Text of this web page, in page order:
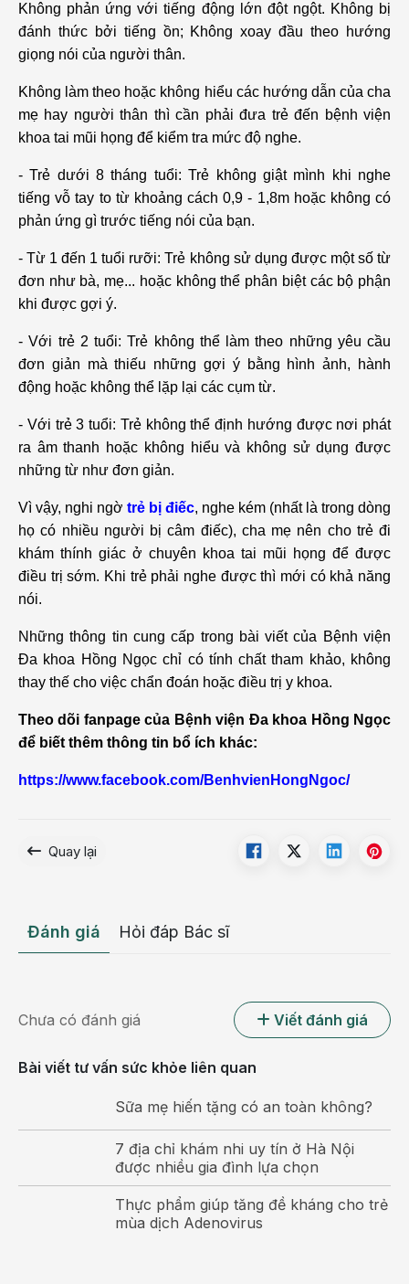
Không phản ứng với tiếng động lớn đột ngột. Không bị
đánh thức bởi tiếng ồn; Không xoay đầu theo hướng
giọng nói của người thân.
Không làm theo hoặc không hiểu các hướng dẫn của cha
mẹ hay người thân thì cần phải đưa trẻ đến bệnh viện
khoa tai mũi họng để kiểm tra mức độ nghe.
- Trẻ dưới 8 tháng tuổi: Trẻ không giật mình khi nghe
tiếng vỗ tay to từ khoảng cách 0,9 - 1,8m hoặc không có
phản ứng gì trước tiếng nói của bạn.
- Từ 1 đến 1 tuổi rưỡi: Trẻ không sử dụng được một số từ
đơn như bà, mẹ... hoặc không thể phân biệt các bộ phận
khi được gợi ý.
- Với trẻ 2 tuổi: Trẻ không thể làm theo những yêu cầu
đơn giản mà thiếu những gợi ý bằng hình ảnh, hành
động hoặc không thể lặp lại các cụm từ.
- Với trẻ 3 tuổi: Trẻ không thể định hướng được nơi phát
ra âm thanh hoặc không hiểu và không sử dụng được
những từ như đơn giản.
Vì vậy, nghi ngờ trẻ bị điếc, nghe kém (nhất là trong dòng
họ có nhiều người bị câm điếc), cha mẹ nên cho trẻ đi
khám thính giác ở chuyên khoa tai mũi họng để được
điều trị sớm. Khi trẻ phải nghe được thì mới có khả năng
nói.
Những thông tin cung cấp trong bài viết của Bệnh viện
Đa khoa Hồng Ngọc chỉ có tính chất tham khảo, không
thay thế cho việc chẩn đoán hoặc điều trị y khoa.
Theo dõi fanpage của Bệnh viện Đa khoa Hồng Ngọc
để biết thêm thông tin bổ ích khác:
https://www.facebook.com/BenhvienHongNgoc/
Quay lại
Đánh giá Hỏi đáp Bác sĩ
Chưa có đánh giá Viết đánh giá
Bài viết tư vấn sức khỏe liên quan
Sữa mẹ hiến tặng có an toàn không?
7 địa chỉ khám nhi uy tín ở Hà Nội
được nhiều gia đình lựa chọn
Thực phẩm giúp tăng đề kháng cho trẻ
mùa dịch Adenovirus